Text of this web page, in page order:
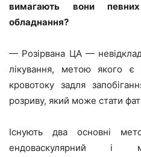
вимагають вони
обладнання?
— Розірвана ЦА —
лікування, метою якого
кровотоку задля
розриву, який може стати
Існують два основні
ендоваскулярний і